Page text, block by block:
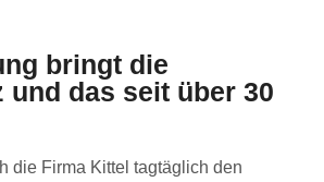
bringt die
und das seit über 30
die Firma Kittel tagtäglich den